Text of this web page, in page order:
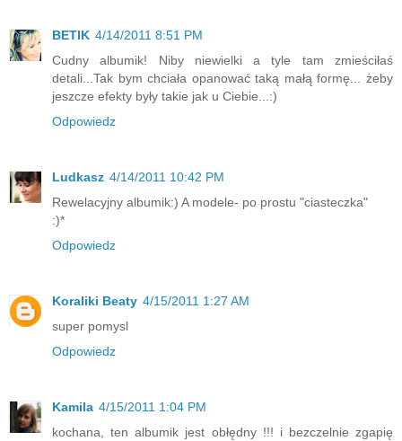
BETIK 4/14/2011 8:51 PM
Cudny albumik! Niby niewielki a tyle tam zmieściłaś
detali...Tak bym chciała opanować taką małą formę... żeby
jeszcze efekty były takie jak u Ciebie...:)
Odpowiedz
Ludkasz 4/14/2011 10:42 PM
Rewelacyjny albumik:) A modele- po prostu "ciasteczka"
:)*
Odpowiedz
Koraliki Beaty 4/15/2011 1:27 AM
super pomysl
Odpowiedz
Kamila 4/15/2011 1:04 PM
kochana, ten albumik jest obłędny !!! i bezczelnie zgapię